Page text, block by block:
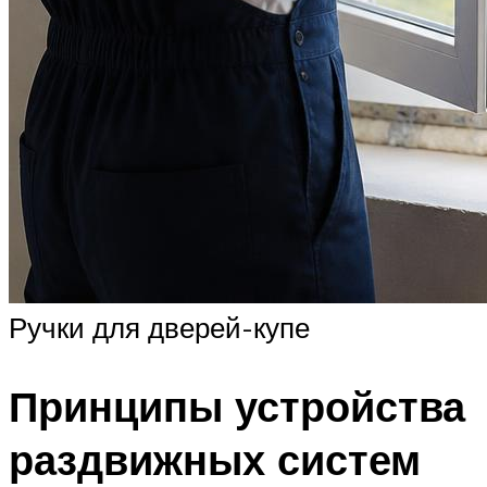
Ручки для дверей-купе
Принципы устройства
раздвижных систем